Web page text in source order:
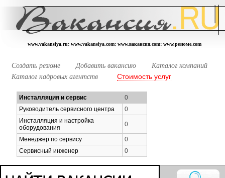
www.vakansiya.ru; www.vakansiya.com; www.вакансия.com; www.резюме.com
Создать резюме Добавить вакансию
Каталог компаний
Каталог кадровых агентств
Стоимость услуг
Инсталляция и сервис
0
Руководитель сервисного центра
0
Инсталляция и настройка
оборудования
0
Менеджер по сервису
0
Сервисный инженер
0